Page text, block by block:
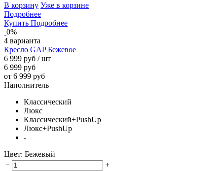
В корзину Уже в корзине
Подробнее
Купить Подробнее
0%
4 варианта
Кресло GAP Бежевое
6 999 руб / шт
6 999 руб
от 6 999 руб
Наполнитель
Классический
Люкс
Классический+PushUp
Люкс+PushUp
-
Цвет: Бежевый
−
+